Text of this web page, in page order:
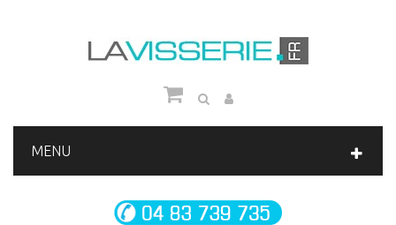
MENU